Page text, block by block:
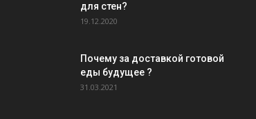
для стен?
19.12.2020
Почему за доставкой готовой
еды будущее ?
31.03.2021